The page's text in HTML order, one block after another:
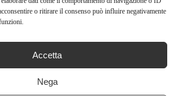
o ritirare il consenso può influire negativamente
Accetta
Nega
C3520I TELEFONO
ARGENTO [ITALIA]